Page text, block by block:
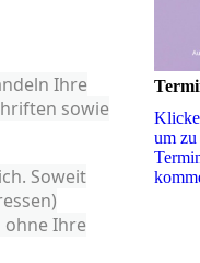
Ihre
sowie
Soweit
ohne Ihre
um zu